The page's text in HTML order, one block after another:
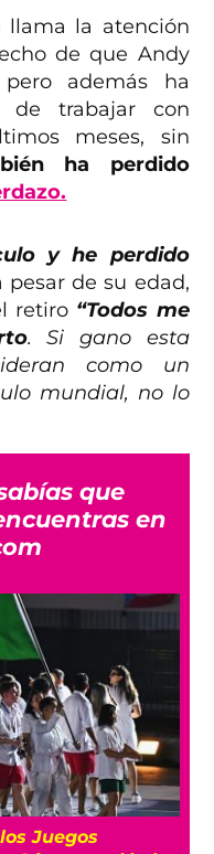
llama la atención
de que Andy
además ha
de trabajar con
meses, sin
ha perdido
y he perdido
pesar de su edad,
retiro “Todos me
. Si gano esta
como un
mundial, no lo
que
en
Juegos